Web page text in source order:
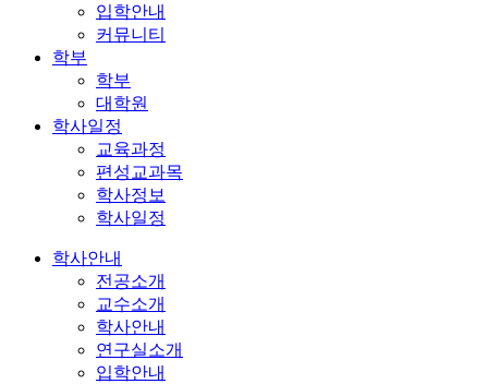
입학안내
커뮤니티
학부
학부
대학원
학사일정
교육과정
편성교과목
학사정보
학사일정
학사안내
전공소개
교수소개
학사안내
연구실소개
입학안내